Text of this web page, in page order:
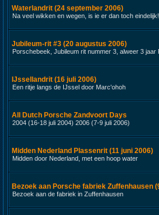
Waterlandrit (24 september 2006)
Na veel wikken en wegen, is ie er dan toch
Jubileum-rit #3 (20 augustus 2006)
Porschebeek, Jubileum rit nummer 3, alweer 3 jaar
IJssellandrit (16 juli 2006)
Een ritje langs de IJssel door Marc'ohoh
All Dutch Porsche Zandvoort Days
2004 (16-18 juli 2004) 2006 (7-9 juli 2006)
Midden Nederland Plassenrit (11 juni 2006)
Midden door Nederland, met een hoop water
Bezoek aan Porsche fabriek Zuffenhausen
Bezoek aan de fabriek in Zuffenhausen